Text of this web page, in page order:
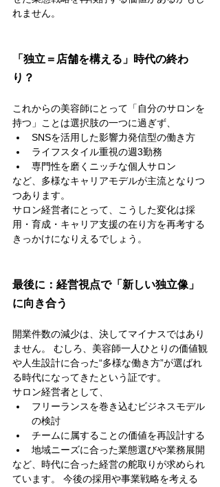
れません。
「独立＝店舗を構える」時代の終わ
り？
これからの美容師にとって「自分のサロンを
持つ」ことは選択肢の一つに過ぎず、
SNSを活用した影響力発信型の働き方
ライフスタイル重視の週3勤務
専門性を磨くニッチな個人サロン
など、多様なキャリアモデルが主流となりつ
つあります。
サロン経営者にとって、こうした変化は採
用・育成・キャリア支援の在り方を再考する
きっかけになりえるでしょう。
最後に：経営視点で「新しい独立像」
に向き合う
開業件数の減少は、決してマイナスではあり
ません。 むしろ、美容師一人ひとりの価値観
や人生設計に合った“多様な働き方”が選ばれ
る時代になってきたという証です。
サロン経営者として、
フリーランスを巻き込むビジネスモデル
の検討
チームに属することの価値を再設計する
地域ニーズに合った業態選びや業務展開
など、時代に合った経営の舵取りが求められ
ています。 今後の採用や事業戦略を考える